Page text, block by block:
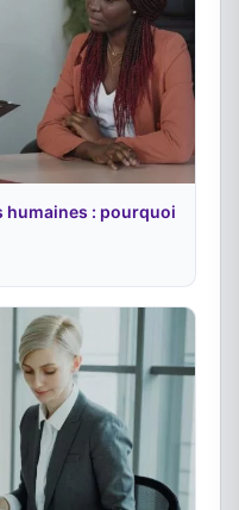
humaines : pourquoi